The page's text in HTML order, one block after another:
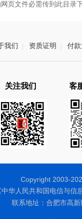
页文件必需传到此目
我们 资质证明 付
关注我们 客
Copyright 2003-
中华人民共和国电信与信
联系地址：合肥市高